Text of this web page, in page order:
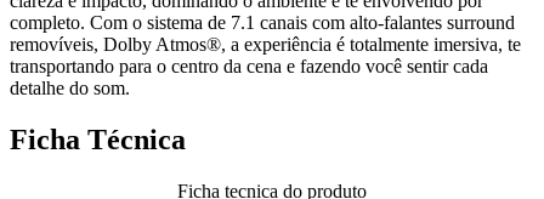
completo. Com o sistema de 7.1 canais com alto-falantes surround
removíveis, Dolby Atmos®, a experiência é totalmente imersiva, te
transportando para o centro da cena e fazendo você sentir cada
detalhe do som.
Ficha Técnica
Ficha tecnica do produto